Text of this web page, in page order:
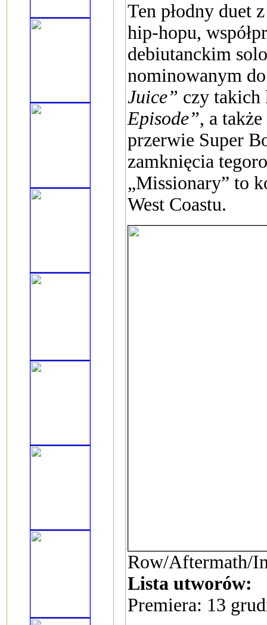
Ten płodny duet
hip-hopu,
debiutanckim
nominowanym
Juice” czy
Episode”, a
przerwie Super
zamknięcia
„Missionary” to
West Coastu.
Row/Aftermath/
Lista utworów:
Premiera: 13